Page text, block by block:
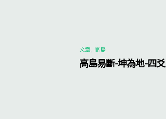
文章 高島
高島易斷-坤為地-四爻